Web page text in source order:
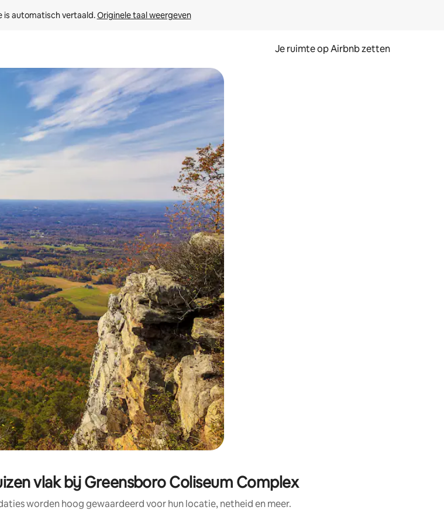
is automatisch vertaald. Originele taal weergeven
Je ruimte op Airbnb zetten
omhoog en omlaag, óf door te tikken of swipen.
vlak bij Greensboro Coliseum Complex
worden hoog gewaardeerd voor hun locatie, netheid en meer.